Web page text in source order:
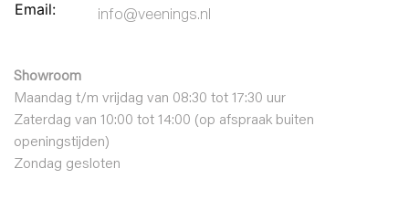
Email: info@veenings.nl
Showroom
Maandag t/m vrijdag van 08:30 tot 17:30 uur
Zaterdag van 10:00 tot 14:00 (op afspraak buiten
openingstijden)
Zondag gesloten